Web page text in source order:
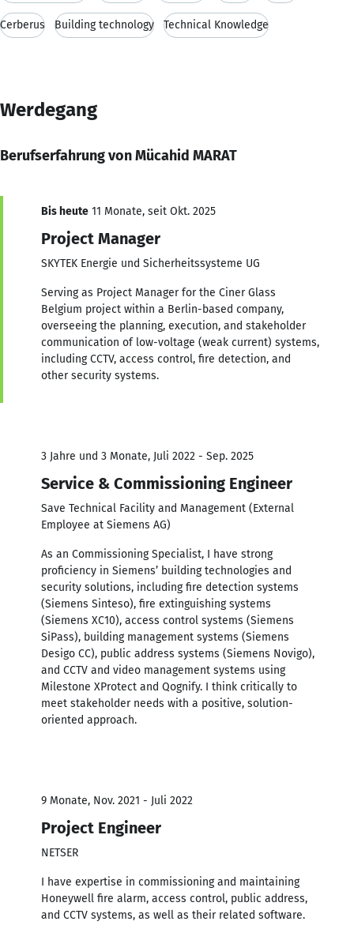
Cerberus Building technology Technical Knowledge
Werdegang
Berufserfahrung von Mücahid MARAT
Bis heute 11 Monate, seit Okt. 2025
Project Manager
SKYTEK Energie und Sicherheitssysteme UG
Serving as Project Manager for the Ciner Glass
Belgium project within a Berlin-based company,
overseeing the planning, execution, and stakeholder
communication of low-voltage (weak current) systems,
including CCTV, access control, fire detection, and
other security systems.
3 Jahre und 3 Monate, Juli 2022 - Sep. 2025
Service & Commissioning Engineer
Save Technical Facility and Management (External
Employee at Siemens AG)
As an Commissioning Specialist, I have strong
proficiency in Siemens’ building technologies and
security solutions, including fire detection systems
(Siemens Sinteso), fire extinguishing systems
(Siemens XC10), access control systems (Siemens
SiPass), building management systems (Siemens
Desigo CC), public address systems (Siemens Novigo),
and CCTV and video management systems using
Milestone XProtect and Qognify. I think critically to
meet stakeholder needs with a positive, solution-
oriented approach.
9 Monate, Nov. 2021 - Juli 2022
Project Engineer
NETSER
I have expertise in commissioning and maintaining
Honeywell fire alarm, access control, public address,
and CCTV systems, as well as their related software.